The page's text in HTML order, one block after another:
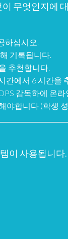
무엇인지에
하십시오.
기록됩니다.
추천합니다.
간에서 6 시간을
감독하에 온
야합니다 (학생
이 사용됩니다.